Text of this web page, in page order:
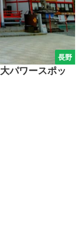
長野
パワースポッ